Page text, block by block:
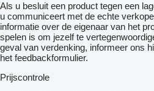
Als u besluit een product tegen een
u communiceert met de echte
informatie over de eigenaar van het
spelen is om jezelf te
geval van verdenking, informeer ons
het feedbackformulier.
Prijscontrole